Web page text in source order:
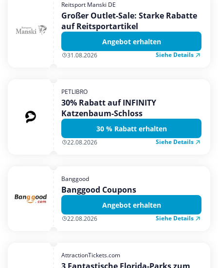
Urlaub & Reise
Reitsport Manski DE
Großer Outlet-Sale: Starke Rabatte
auf Reitsportartikel
Angebot erhalten
31.08.2026 Siehe Details
PETLIBRO
30% Rabatt auf INFINITY
Katzenbaum-Schloss
30 % Rabatt erhalten
22.08.2026 Siehe Details
Banggood
Banggood Coupons
Angebot erhalten
22.08.2026 Siehe Details
AttractionTickets.com